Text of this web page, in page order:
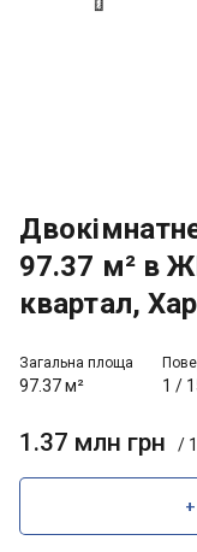
97.37 м² в
квартал,
Загальна площа
97.37 м² 1 /
1.37 млн грн /